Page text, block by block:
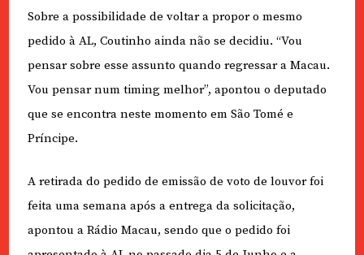
Sobre a possibilidade de voltar a propor o mesmo
pedido à AL, Coutinho ainda não se decidiu. “Vou
pensar sobre esse assunto quando regressar a Macau.
Vou pensar num timing melhor”, apontou o deputado
que se encontra neste momento em São Tomé e
Príncipe.
A retirada do pedido de emissão de voto de louvor foi
feita uma semana após a entrega da solicitação,
apontou a Rádio Macau, sendo que o pedido foi